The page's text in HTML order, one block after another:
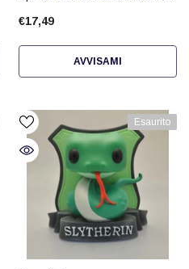
€17,49
AVVISAMI
Esaurito